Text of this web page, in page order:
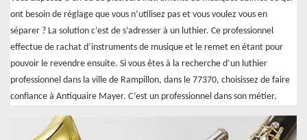
ont besoin de réglage que vous n’utilisez pas et vous voulez vous en
séparer ? La solution c’est de s’adresser à un luthier. Ce professionnel
effectue de rachat d’instruments de musique et le remet en étant pour
pouvoir le revendre ensuite. Si vous êtes à la recherche d’un luthier
professionnel dans la ville de Rampillon, dans le 77370, choisissez de faire
confiance à Antiquaire Mayer. C’est un professionnel dans son métier.